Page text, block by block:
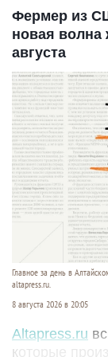
Фермер из
новая
августа
Главное за день в
altapress.ru.
8 августа 2026 в 20:05
Altapress.ru
которые